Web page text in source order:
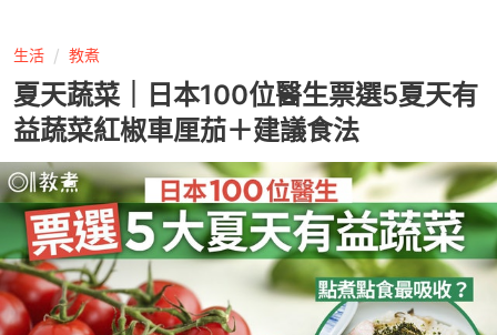
生活 教煮
夏天蔬菜｜日本100位醫生票選5夏天有
益蔬菜紅椒車厘茄＋建議食法